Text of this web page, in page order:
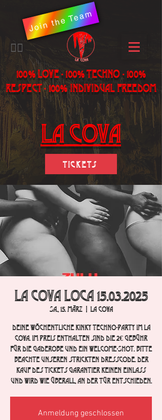
Join the Team
​🏳️‍🌈
100% LOVE - 100% Techno - 100%
Respect - 100% individual freedom
LA Cova
Tickets
La Cova Loca 15.03.2025
Sa., 15. März
  |
La Cova
Deine wöchentliche Kinky Techno-Party im La
Cova. im Preis enthalten sind die 2€ Gebühr
für die Gaderobe und ein Welcome-Shot. Bitte
beachte unseren strickten Dresscode. Der
Kauf des Tickets garantier keinen Einlass
und wird wie überall, an der Tür entschieden.
Anmeldung geschlossen